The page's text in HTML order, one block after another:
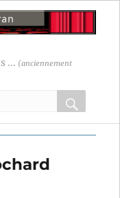
... (anciennement
OK